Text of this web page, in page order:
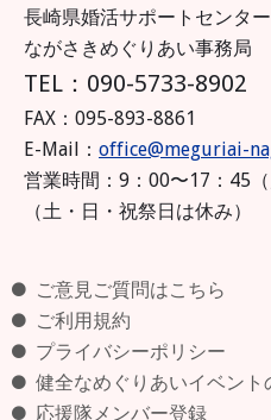
長崎県婚活サポートセンタ
ながさきめぐりあい事務局
TEL：090-5733-8902
FAX：095-893-8861
E-Mail： office@meguriai-
営業時間：9：00〜17：45（
（土・日・祝祭日は休み）
ご意見ご質問はこちら
ご利用規約
プライバシーポリシー
健全なめぐりあいイベント
応援隊メンバー登録